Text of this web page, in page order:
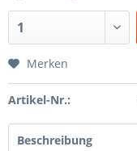
Merken
Artikel-Nr.:
Beschreibung